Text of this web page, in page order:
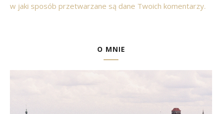
w jaki sposób przetwarzane są dane Twoich komentarzy.
O MNIE